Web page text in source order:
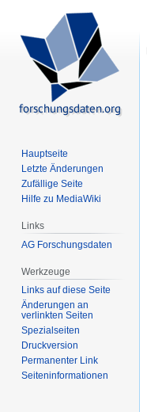
Hauptseite
Letzte Änderungen
Zufällige Seite
Hilfe zu MediaWiki
Links
AG Forschungsdaten
Werkzeuge
Links auf diese Seite
Änderungen an
verlinkten Seiten
Spezialseiten
Druckversion
Permanenter Link
Seiten­­informationen